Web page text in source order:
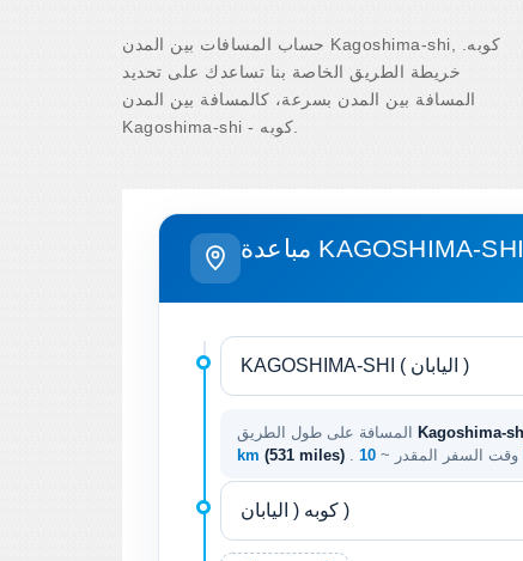
حساب المسافات بين المدن Kagoshima-shi, كوبه.
خريطة الطريق الخاصة بنا تساعدك على تحديد
المسافة بين المدن بسرعة، كالمسافة بين المدن
km (531 miles) . وقت السفر المقدر ~